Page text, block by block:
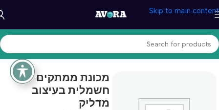
Skip to main content
עמוד הבית/כללי
מכונת ממתקים
חשמלית בעיצוב
מדליק